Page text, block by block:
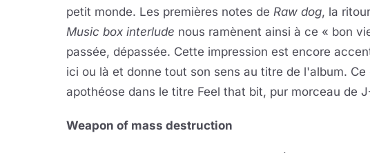
petit monde. Les premières notes de Raw dog, la
Music box interlude nous ramènent ainsi à ce « bon
passée, dépassée. Cette impression est encore
ici ou là et donne tout son sens au titre de l'album.
apothéose dans le titre Feel that bit, pur morceau de
Weapon of mass destruction